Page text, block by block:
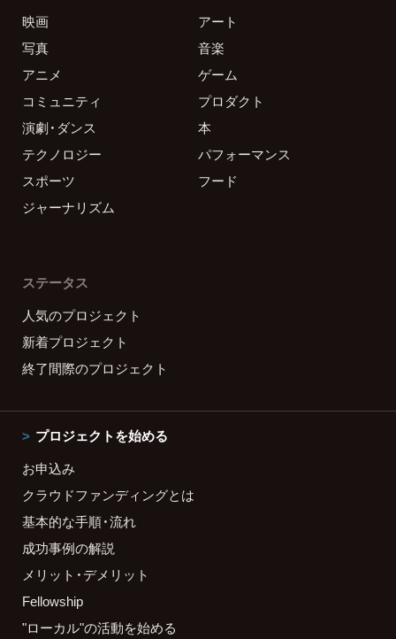
映画
アート
写真
音楽
アニメ
ゲーム
コミュニティ
プロダクト
演劇・ダンス
本
テクノロジー
パフォーマンス
スポーツ
フード
ジャーナリズム
ステータス
人気のプロジェクト
新着プロジェクト
終了間際のプロジェクト
プロジェクトを始める
お申込み
クラウドファンディングとは
基本的な手順・流れ
成功事例の解説
メリット・デメリット
Fellowship
"ローカル"の活動を始める